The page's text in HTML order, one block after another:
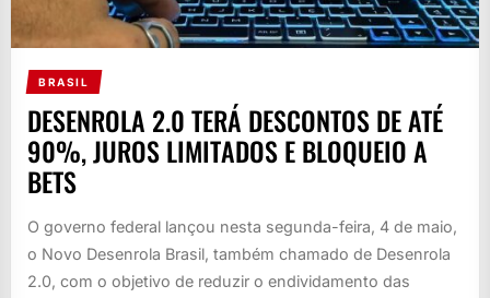
BRASIL
DESENROLA 2.0 TERÁ DESCONTOS DE ATÉ
90%, JUROS LIMITADOS E BLOQUEIO A
BETS
O governo federal lançou nesta segunda-feira, 4 de maio,
o Novo Desenrola Brasil, também chamado de Desenrola
2.0, com o objetivo de reduzir o endividamento das